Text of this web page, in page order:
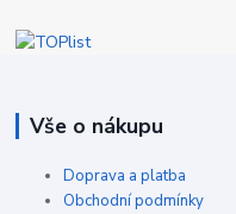
Vše o nákupu
Doprava a platba
Obchodní podmínky